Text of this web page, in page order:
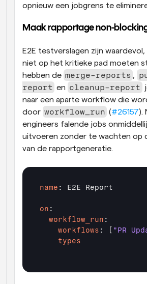
opnieuw een jobgrens te
Maak rapportage non-
E2E testverslagen zijn
niet op het kritieke pad moeten
hebben de merge-reports ,
report en cleanup-report
naar een aparte workflow die
door workflow_run (#26157).
engineers falende jobs
uitvoeren zonder te wachten op
van de rapportgeneratie.
name : E2E Report
on
  workflow_run
    workflows
: [ "PR
    types